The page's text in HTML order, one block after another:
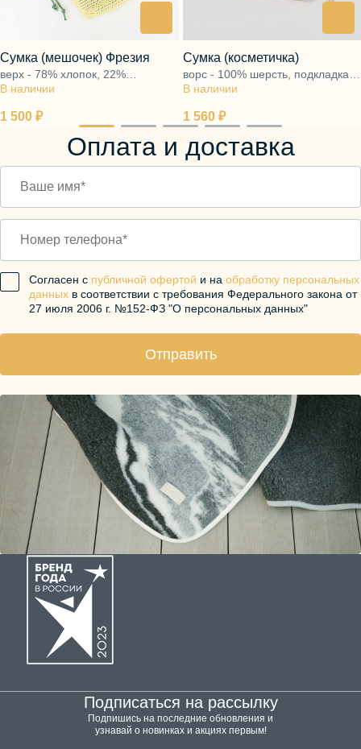
1 500 ₽
В наличии
Сумка (мешочек) Фрезия
верх - 78% хлопок, 22%
полиэстер, подкладка - 35%
1 560 ₽
В наличии
Сумка (косметичка)
ворс - 100% шерсть, подкладка -
52% вискоза, 48% полиэстер
Оплата и доставка
Согласен с публичной офертой и на обработку персональных
данных в соответствии с требования Федерального закона от
27 июля 2006 г. №152-ФЗ "О персональных данных"
Отправить
Подписаться на рассылку
Подпишись на последние обновления и
узнавай о новинках и акциях первым!